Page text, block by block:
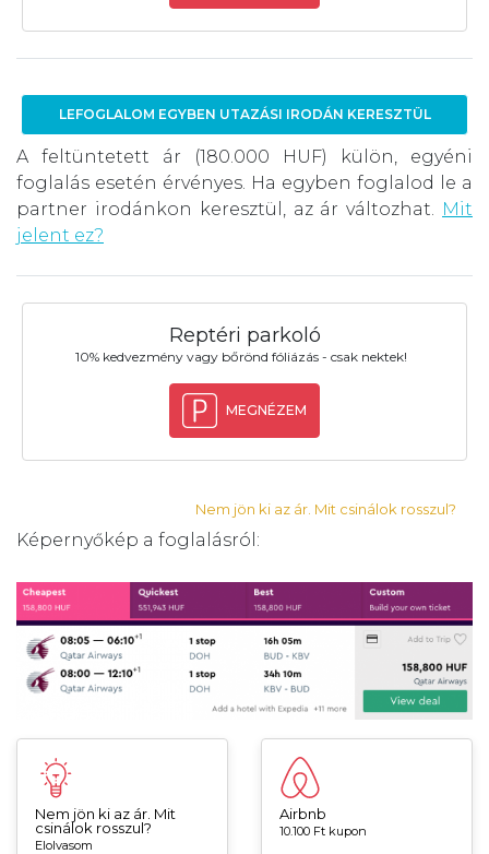
LEFOGLALOM EGYBEN UTAZÁSI IRODÁN KERESZTÜL
A feltüntetett ár (180.000 HUF) külön, egyéni
foglalás esetén érvényes. Ha egyben foglalod le a
partner irodánkon keresztül, az ár változhat.
Mit
jelent ez?
Reptéri parkoló
10% kedvezmény vagy bőrönd fóliázás - csak nektek!
MEGNÉZEM
Nem jön ki az ár. Mit csinálok rosszul?
Képernyőkép a foglalásról:
Nem jön ki az ár. Mit
csinálok rosszul?
Elolvasom
Airbnb
10.100 Ft kupon